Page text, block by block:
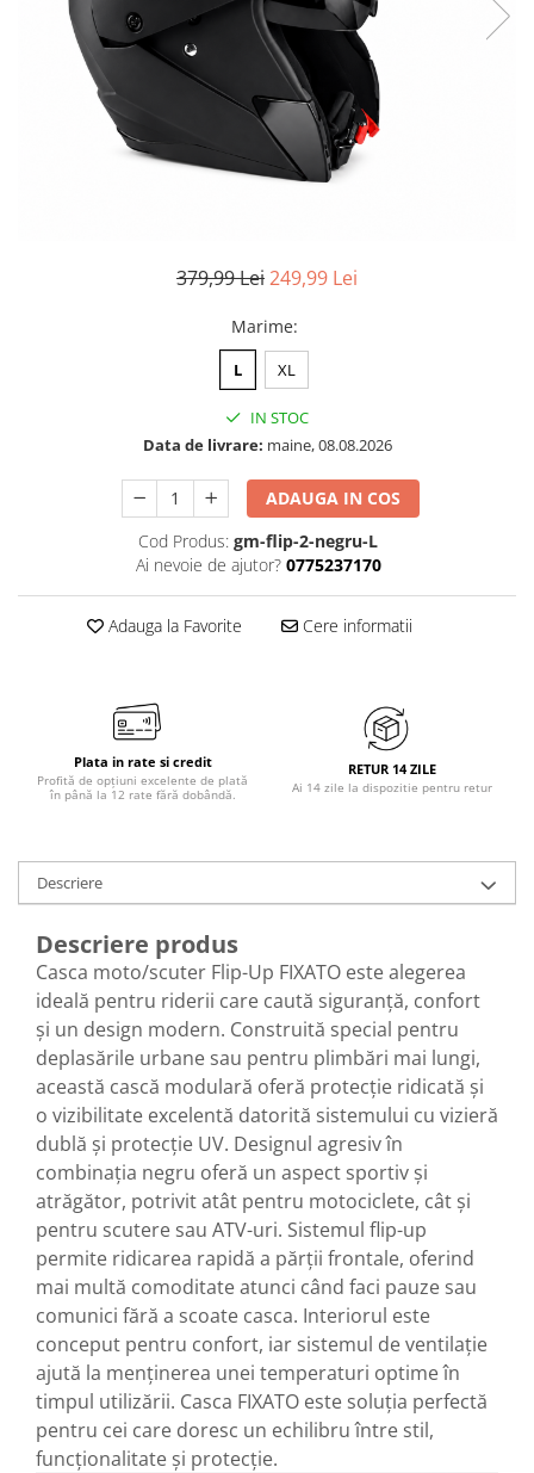
379,99 Lei249,99 Lei
Marime:
L XL
IN STOC
Data de livrare: maine, 08.08.2026
ADAUGA IN COS
Cod Produs: gm-flip-2-negru-L
Ai nevoie de ajutor? 0775237170
Adauga la Favorite Cere informatii
Plata in rate si credit
Profită de opțiuni excelente de plată
în până la 12 rate fără dobândă.
RETUR 14 ZILE
Ai 14 zile la dispozitie pentru retur
Descriere
Descriere produs
Casca moto/scuter Flip-Up FIXATO este alegerea
ideală pentru riderii care caută siguranță, confort
și un design modern. Construită special pentru
deplasările urbane sau pentru plimbări mai lungi,
această cască modulară oferă protecție ridicată și
o vizibilitate excelentă datorită sistemului cu vizieră
dublă și protecție UV. Designul agresiv în
combinația negru oferă un aspect sportiv și
atrăgător, potrivit atât pentru motociclete, cât și
pentru scutere sau ATV-uri. Sistemul flip-up
permite ridicarea rapidă a părții frontale, oferind
mai multă comoditate atunci când faci pauze sau
comunici fără a scoate casca. Interiorul este
conceput pentru confort, iar sistemul de ventilație
ajută la menținerea unei temperaturi optime în
timpul utilizării. Casca FIXATO este soluția perfectă
pentru cei care doresc un echilibru între stil,
funcționalitate și protecție.